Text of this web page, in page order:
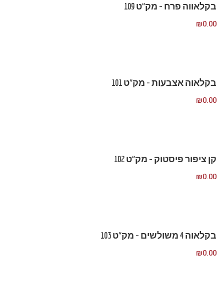
בקלאווה פרח – מק”ט 109
₪0.00
בקלאוה אצבעות – מק”ט 101
₪0.00
קן ציפור פיסטוק – מק”ט 102
₪0.00
בקלאוה 4 משולשים – מק”ט 103
₪0.00